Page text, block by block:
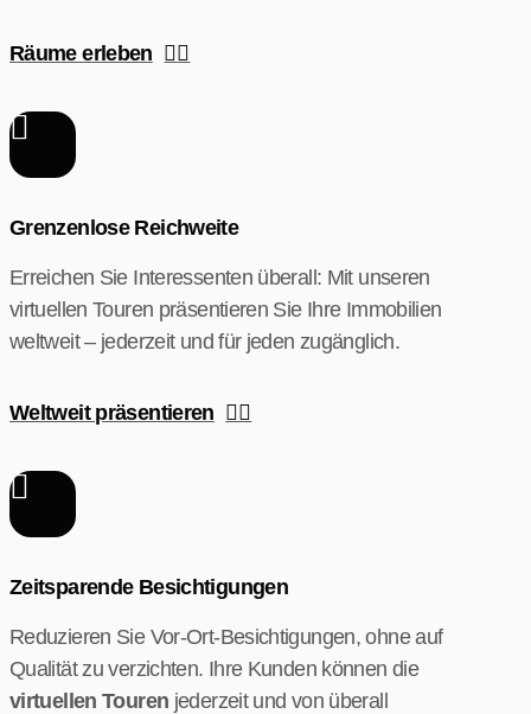
Räume erleben
Grenzenlose Reichweite
Erreichen Sie Interessenten überall: Mit unseren
virtuellen Touren präsentieren Sie Ihre Immobilien
weltweit – jederzeit und für jeden zugänglich.
Weltweit präsentieren
Zeitsparende Besichtigungen
Reduzieren Sie Vor-Ort-Besichtigungen, ohne auf
Qualität zu verzichten. Ihre Kunden können die
virtuellen Touren jederzeit und von überall